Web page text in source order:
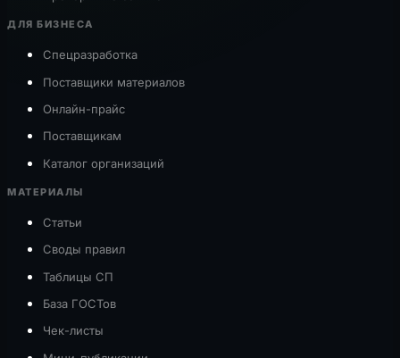
ДЛЯ БИЗНЕСА
Спецразработка
Поставщики материалов
Онлайн-прайс
Поставщикам
Каталог организаций
МАТЕРИАЛЫ
Статьи
Своды правил
Таблицы СП
База ГОСТов
Чек-листы